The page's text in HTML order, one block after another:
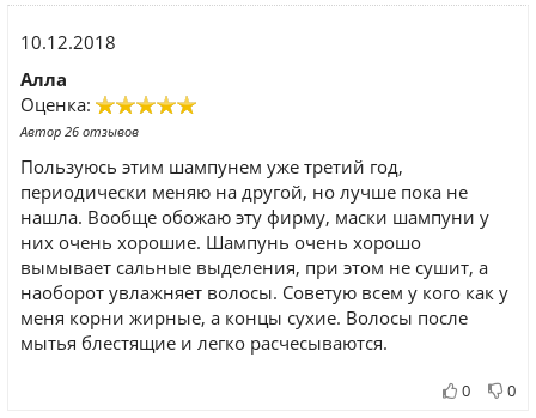
10.12.2018
Алла
Оценка:
Автор 26 отзывов
Пользуюсь этим шампунем уже третий год,
периодически меняю на другой, но лучше пока не
нашла. Вообще обожаю эту фирму, маски шампуни у
них очень хорошие. Шампунь очень хорошо
вымывает сальные выделения, при этом не сушит, а
наоборот увлажняет волосы. Советую всем у кого как у
меня корни жирные, а концы сухие. Волосы после
мытья блестящие и легко расчесываются.
0 0